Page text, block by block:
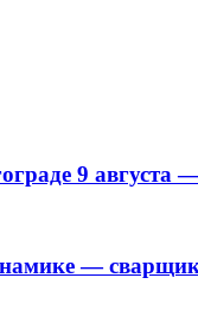
9 августа
—